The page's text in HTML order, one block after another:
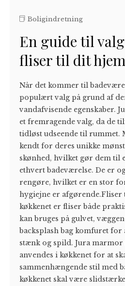
Boligindretning
En guide til
fliser til dit hjem
Når det kommer til
populært valg på grund af
vandafvisende egenskaber.
et fremragende valg, da de
tidløst udseende til rummet.
kendt for deres unikke
skønhed, hvilket gør dem til
ethvert badeværelse. De er
rengøre, hvilket er en stor
hygiejne er afgørende.Fliser
køkkenet er fliser både
kan bruges på gulvet,
backsplash bag komfuret for
stænk og spild. Jura marmor
anvendes i køkkenet for at
sammenhængende stil med
køkkenet skal være